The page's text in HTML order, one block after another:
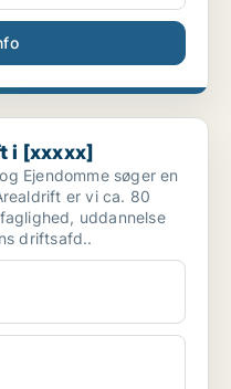
i [xxxxx]
Ejendomme søger en
er vi ca. 80
uddannelse
driftsafd..